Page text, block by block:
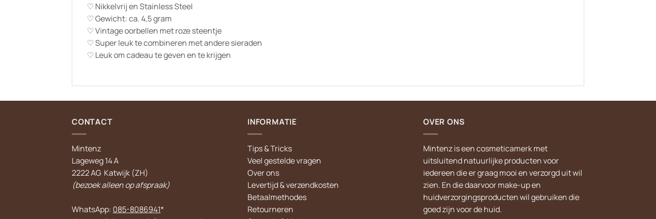
♡ Nikkelvrij en Stainless Steel
♡ Gewicht: ca. 4,5 gram
♡ Vintage oorbellen met roze steentje
♡ Super leuk te combineren met andere sieraden
♡ Leuk om cadeau te geven en te krijgen
CONTACT
Mintenz
Lageweg 14 A
2222 AG Katwijk (ZH)
(bezoek alleen op afspraak)
WhatsApp: 085-8086941*
INFORMATIE
Tips & Tricks
Veel gestelde vragen
Over ons
Levertijd & verzendkosten
Betaalmethodes
Retourneren
OVER ONS
Mintenz is een cosmeticamerk met
uitsluitend natuurlijke producten voor
iedereen die er graag mooi en verzorgd uit wil
zien. En die daarvoor make-up en
huidverzorgingsproducten wil gebruiken die
goed zijn voor de huid.